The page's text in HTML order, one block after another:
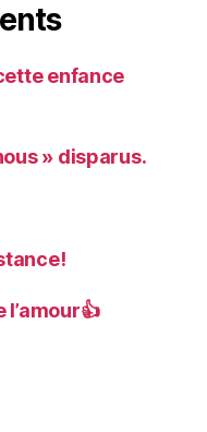
enfance
» disparus.
l’amour👍